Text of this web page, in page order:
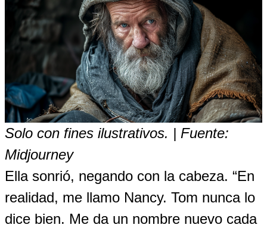
Solo con fines ilustrativos. | Fuente:
Midjourney
Ella sonrió, negando con la cabeza. “En
realidad, me llamo Nancy. Tom nunca lo
dice bien. Me da un nombre nuevo cada